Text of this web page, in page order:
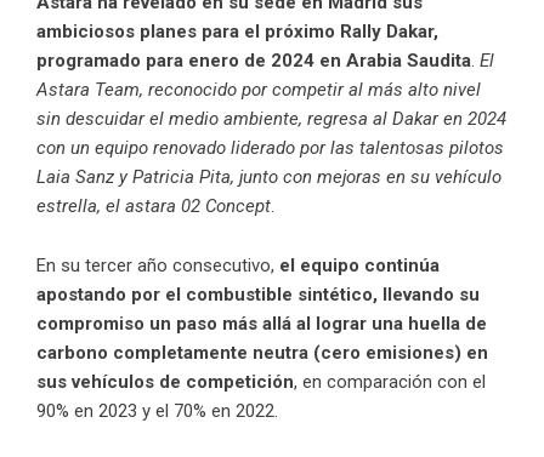
ambiciosos planes para el próximo Rally Dakar,
programado para enero de 2024 en Arabia Saudita El
Astara Team, reconocido por competir al más alto nivel
sin descuidar el medio ambiente, regresa al Dakar en 2024
con un equipo renovado liderado por las talentosas pilotos
Laia Sanz y Patricia Pita, junto con mejoras en su vehículo
estrella, el astara 02 Concept
En su tercer año consecutivo, el equipo continúa
apostando por el combustible sintético, llevando su
compromiso un paso más allá al lograr una huella de
carbono completamente neutra (cero emisiones) en
sus vehículos de competición, en comparación con el
90% en 2023 y el 70% en 2022.